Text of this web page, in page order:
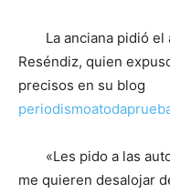
La anciana pidió
Reséndiz, quien
precisos en su blog
«Les pido a las
me quieren desalojar